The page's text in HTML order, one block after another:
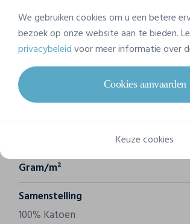
Eigenschappen
Gram/m²
Samenstelling
100% Katoen
We gebruiken cookies om u een betere
bezoek op onze website aan te bieden.
privacybeleidvoor meer informatie over
Cookies aanvaarden
Keuze cookies